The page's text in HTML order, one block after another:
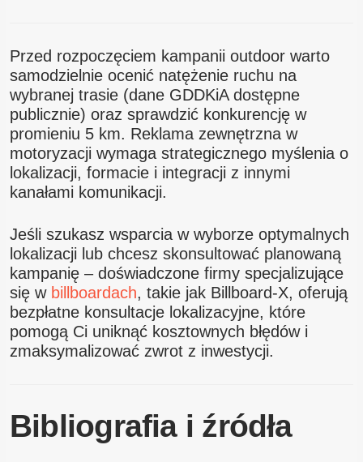
Przed rozpoczęciem kampanii outdoor warto
samodzielnie ocenić natężenie ruchu na
wybranej trasie (dane GDDKiA dostępne
publicznie) oraz sprawdzić konkurencję w
promieniu 5 km. Reklama zewnętrzna w
motoryzacji wymaga strategicznego myślenia o
lokalizacji, formacie i integracji z innymi
kanałami komunikacji.
Jeśli szukasz wsparcia w wyborze optymalnych
lokalizacji lub chcesz skonsultować planowaną
kampanię – doświadczone firmy specjalizujące
się w billboardach, takie jak Billboard-X, oferują
bezpłatne konsultacje lokalizacyjne, które
pomogą Ci uniknąć kosztownych błędów i
zmaksymalizować zwrot z inwestycji.
Bibliografia i źródła